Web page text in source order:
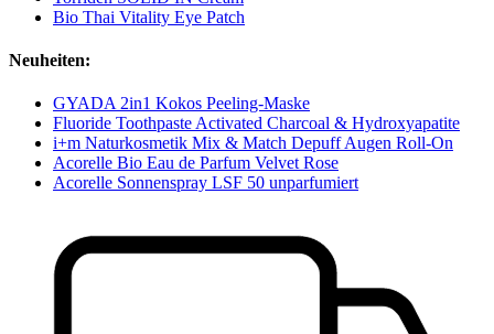
Bio Thai Vitality Eye Patch
Neuheiten:
GYADA 2in1 Kokos Peeling-Maske
Fluoride Toothpaste Activated Charcoal & Hydroxyapatite
i+m Naturkosmetik Mix & Match Depuff Augen Roll-On
Acorelle Bio Eau de Parfum Velvet Rose
Acorelle Sonnenspray LSF 50 unparfumiert